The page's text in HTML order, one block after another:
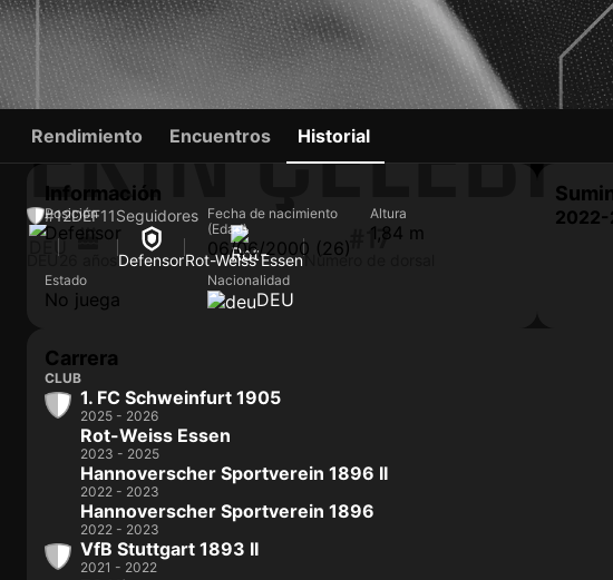
EKIN ÇELEBI
#12DEF11Seguidores
DefensorRot-Weiss Essen
#17
Número de dorsal
Rendimiento Encuentros Historial
Información
Posición
Defensor
Fecha de nacimiento
(Edad)
06/06/2000 (26)
Altura
1,84 m
Estado
No juega
Nacionalidad
DEU
2022-
Carrera
CLUB
1. FC Schweinfurt 1905
2025 - 2026
Rot-Weiss Essen
2023 - 2025
Hannoverscher Sportverein 1896 II
2022 - 2023
Hannoverscher Sportverein 1896
2022 - 2023
VfB Stuttgart 1893 II
2021 - 2022